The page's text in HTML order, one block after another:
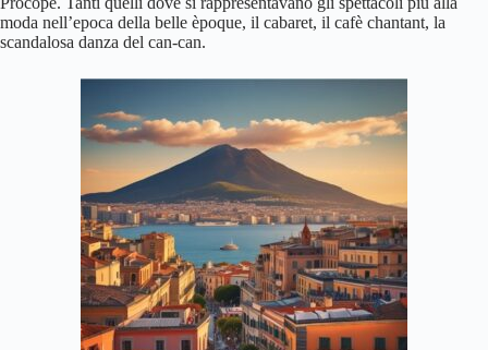
moda nell’epoca della belle èpoque, il cabaret, il cafè chantant, la
scandalosa danza del can-can.